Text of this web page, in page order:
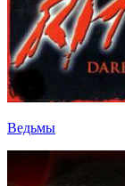
Ведьмы